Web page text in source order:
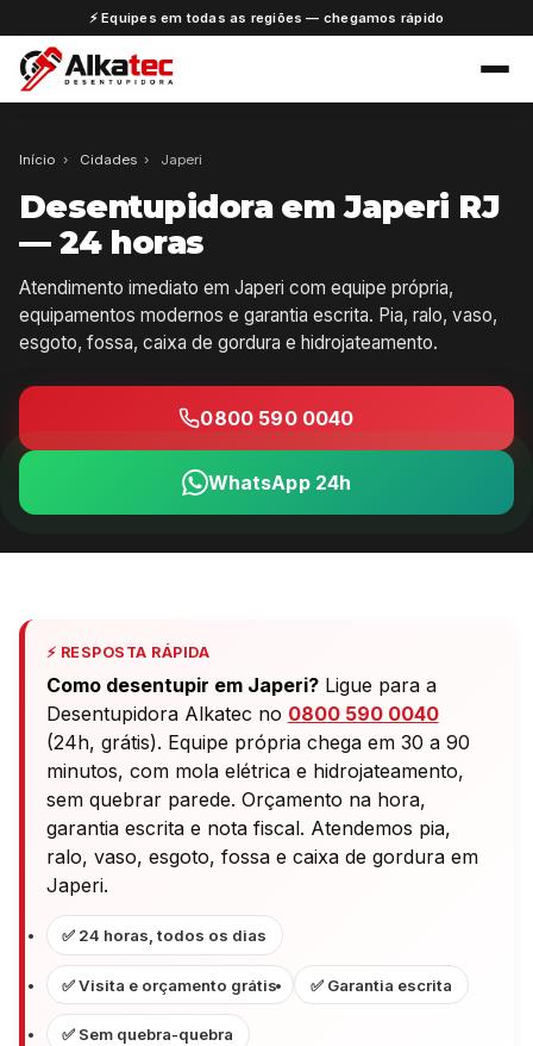
⚡ Equipes em todas as regiões — chegamos rápido
Início › Cidades › Japeri
Desentupidora em Japeri RJ
— 24 horas
Atendimento imediato em Japeri com equipe própria,
equipamentos modernos e garantia escrita. Pia, ralo, vaso,
esgoto, fossa, caixa de gordura e hidrojateamento.
0800 590 0040
WhatsApp 24h
⚡ RESPOSTA RÁPIDA
Como desentupir em Japeri?Ligue para a
Desentupidora Alkatec no 0800 590 0040
(24h, grátis). Equipe própria chega em 30 a 90
minutos, com mola elétrica e hidrojateamento,
sem quebrar parede. Orçamento na hora,
garantia escrita e nota fiscal. Atendemos pia,
ralo, vaso, esgoto, fossa e caixa de gordura em
Japeri.
✅ 24 horas, todos os dias
✅ Visita e orçamento grátis ✅ Garantia escrita
✅ Sem quebra-quebra